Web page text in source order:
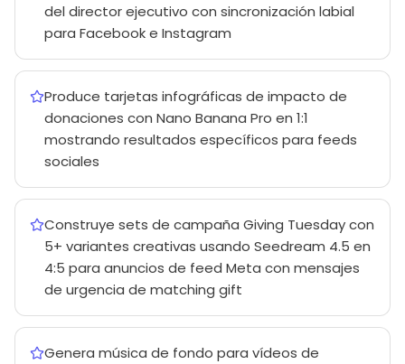
del director ejecutivo con sincronización labial
para Facebook e Instagram
Produce tarjetas infográficas de impacto de
donaciones con Nano Banana Pro en 1:1
mostrando resultados específicos para feeds
sociales
Construye sets de campaña Giving Tuesday con
5+ variantes creativas usando Seedream 4.5 en
4:5 para anuncios de feed Meta con mensajes
de urgencia de matching gift
Genera música de fondo para vídeos de